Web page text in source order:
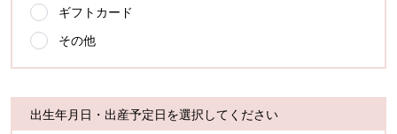
ギフトカード
その他
出生年月日・出産予定日を選択してください